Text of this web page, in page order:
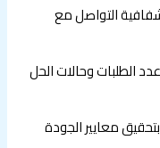
التواصل مع
الطلبات وحالات الحل
بتحقيق معايير الجودة